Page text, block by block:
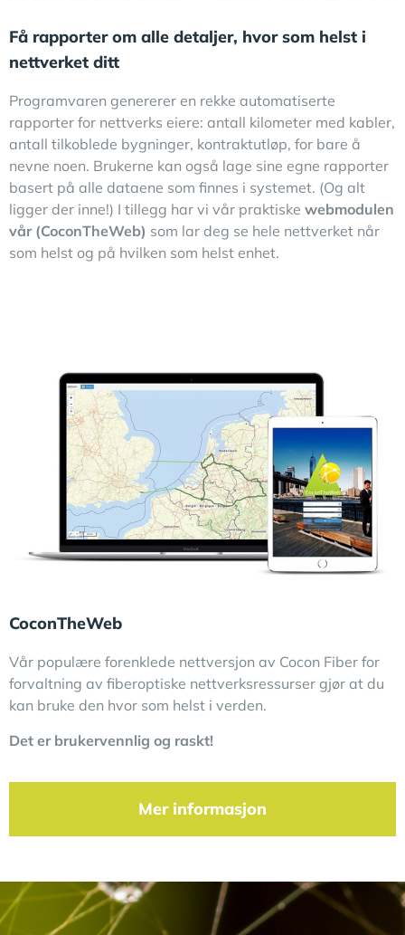
Få rapporter om alle detaljer, hvor som helst i
nettverket ditt
Programvaren genererer en rekke automatiserte
rapporter for nettverks eiere: antall kilometer med kabler,
antall tilkoblede bygninger, kontraktutløp, for bare å
nevne noen. Brukerne kan også lage sine egne rapporter
basert på alle dataene som finnes i systemet. (Og alt
ligger der inne!) I tillegg har vi vår praktiske webmodulen
vår (CoconTheWeb) som lar deg se hele nettverket når
som helst og på hvilken som helst enhet.
CoconTheWeb
Vår populære forenklede nettversjon av Cocon Fiber for
forvaltning av fiberoptiske nettverksressurser gjør at du
kan bruke den hvor som helst i verden.
Det er brukervennlig og raskt!
Mer informasjon